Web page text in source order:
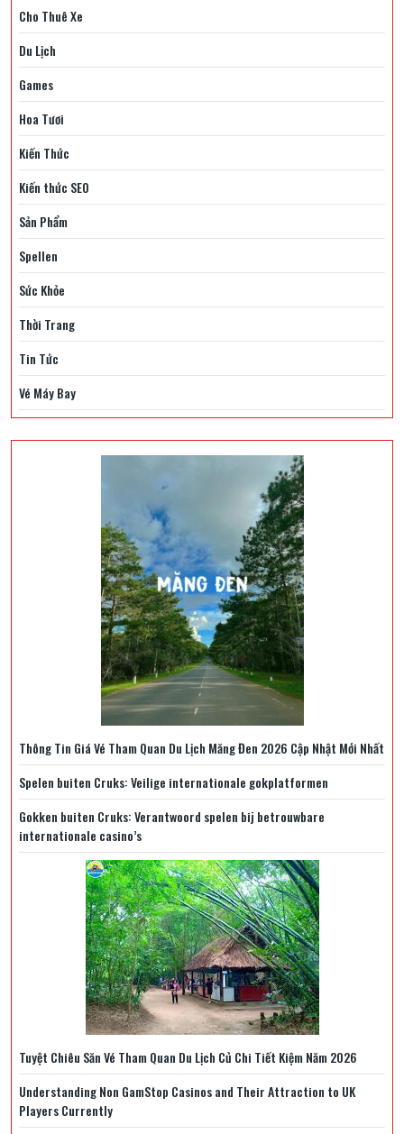
Cho Thuê Xe
Du Lịch
Games
Hoa Tươi
Kiến Thức
Kiến thức SEO
Sản Phẩm
Spellen
Sức Khỏe
Thời Trang
Tin Tức
Vé Máy Bay
Thông Tin Giá Vé Tham Quan Du Lịch Măng Đen 2026 Cập Nhật Mới Nhất
Spelen buiten Cruks: Veilige internationale gokplatformen
Gokken buiten Cruks: Verantwoord spelen bij betrouwbare
internationale casino’s
Tuyệt Chiêu Săn Vé Tham Quan Du Lịch Củ Chi Tiết Kiệm Năm 2026
Understanding Non GamStop Casinos and Their Attraction to UK
Players Currently